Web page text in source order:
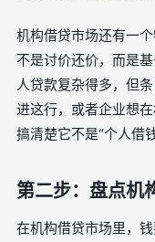
机构借贷市场还有一
不是讨价还价，而是
人贷款复杂得多，但
进这行，或者企业想
搞清楚它不是“个人借
第二步：盘点机
在机构借贷市场里，